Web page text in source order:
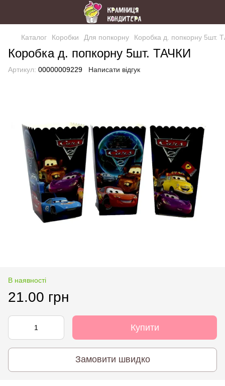
Каталог Коробки Для попкорну Коробка д. попкорну 5шт.
Коробка д. попкорну 5шт. ТАЧКИ
Артикул: 00000009229 Написати відгук
В наявності
21.00 грн
Купити
Замовити швидко